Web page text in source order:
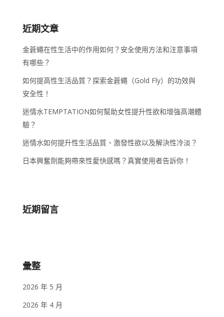
近期文章
金蒼蠅在性生活中的作用如何？安全使用方法和注意事項
有哪些？
如何提高性生活品質？探索金蒼蠅（Gold Fly）的功效與
安全性！
迷情水TEMPTATION如何幫助女性提升性欲和增強高潮體
驗？
迷情水如何提升性生活品質、激發性欲以及解決性冷淡？
日本興奮劑能夠帶來性愛快感嗎？真實使用者告訴你！
近期留言
彙整
2026 年 5 月
2026 年 4 月